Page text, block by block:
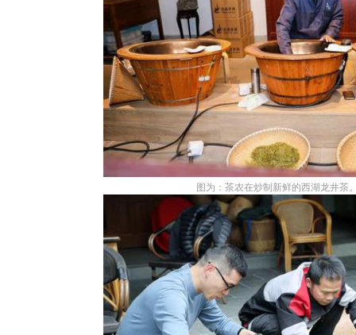
图为：茶农在炒制新鲜的西湖龙井茶